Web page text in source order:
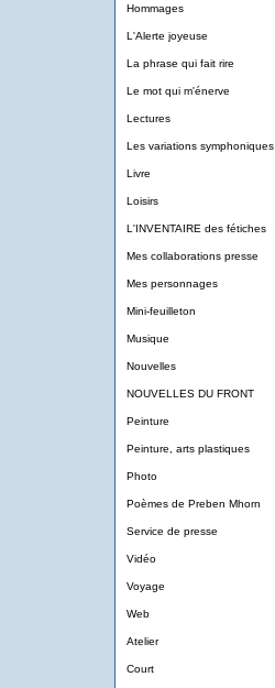
Hommages
L'Alerte joyeuse
La phrase qui fait rire
Le mot qui m'énerve
Lectures
Les variations symphoniques
Livre
Loisirs
L'INVENTAIRE des fétiches
Mes collaborations presse
Mes personnages
Mini-feuilleton
Musique
Nouvelles
NOUVELLES DU FRONT
Peinture
Peinture, arts plastiques
Photo
Poèmes de Preben Mhorn
Service de presse
Vidéo
Voyage
Web
Atelier
Court